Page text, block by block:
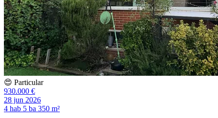
😍 Particular
930.000 €
28 jun 2026
4 hab 5 ba 350 m²